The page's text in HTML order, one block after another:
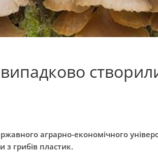
аграрно-економічного
з грибів пластик.